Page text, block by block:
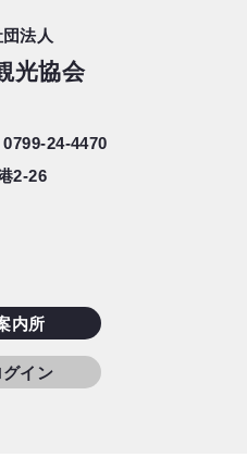
#花へんろ・花
法人
光協会
24-4470
2-26
内所
イン